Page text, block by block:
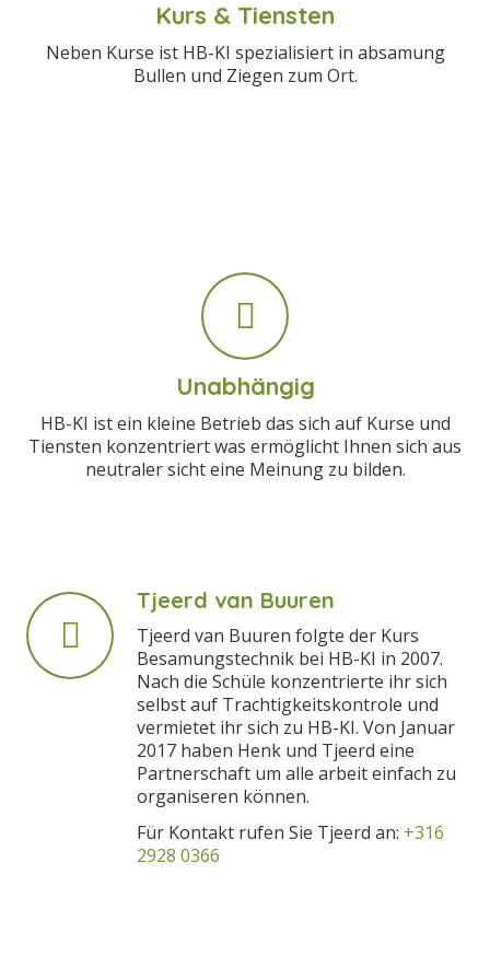
Kurs & Tiensten
Neben Kurse ist HB-KI spezialisiert in absamung
Bullen und Ziegen zum Ort.
Unabhängig
HB-KI ist ein kleine Betrieb das sich auf Kurse und
Tiensten konzentriert was ermöglicht Ihnen sich aus
neutraler sicht eine Meinung zu bilden.
Tjeerd van Buuren
Tjeerd van Buuren folgte der Kurs
Besamungstechnik bei HB-KI in 2007.
Nach die Schüle konzentrierte ihr sich
selbst auf Trachtigkeitskontrole und
vermietet ihr sich zu HB-KI. Von Januar
2017 haben Henk und Tjeerd eine
Partnerschaft um alle arbeit einfach zu
organiseren können.
Für Kontakt rufen Sie Tjeerd an: +316
2928 0366